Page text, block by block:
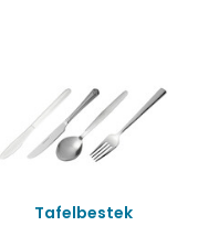
Tafelbestek